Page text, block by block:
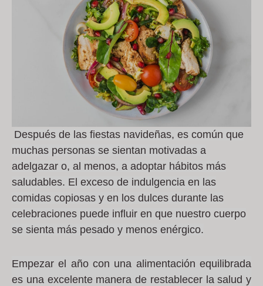
Después de las fiestas navideñas, es común que
muchas personas se sientan motivadas a
adelgazar o, al menos, a adoptar hábitos más
saludables. El exceso de indulgencia en las
comidas copiosas y en los dulces durante las
celebraciones puede influir en que nuestro cuerpo
se sienta más pesado y menos enérgico.
Empezar el año con una alimentación equilibrada
es una excelente manera de restablecer la salud y